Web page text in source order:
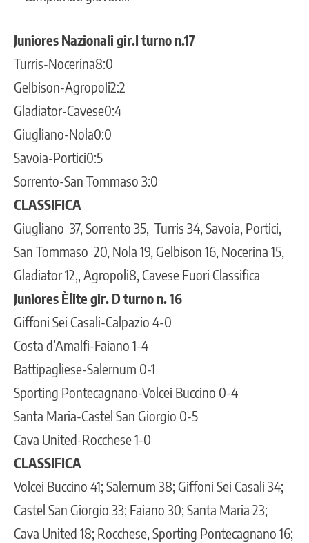
Juniores Nazionali gir.I turno n.17
Turris-Nocerina8:0
Gelbison-Agropoli2:2
Gladiator-Cavese0:4
Giugliano-Nola0:0
Savoia-Portici0:5
Sorrento-San Tommaso 3:0
CLASSIFICA
Giugliano 37, Sorrento 35, Turris 34, Savoia, Portici,
San Tommaso 20, Nola 19, Gelbison 16, Nocerina 15,
Gladiator 12,, Agropoli8, Cavese Fuori Classifica
Juniores Èlite gir. D turno n. 16
Giffoni Sei Casali-Calpazio 4-0
Costa d’Amalfi-Faiano 1-4
Battipagliese-Salernum 0-1
Sporting Pontecagnano-Volcei Buccino 0-4
Santa Maria-Castel San Giorgio 0-5
Cava United-Rocchese 1-0
CLASSIFICA
Volcei Buccino 41; Salernum 38; Giffoni Sei Casali 34;
Castel San Giorgio 33; Faiano 30; Santa Maria 23;
Cava United 18; Rocchese, Sporting Pontecagnano 16;